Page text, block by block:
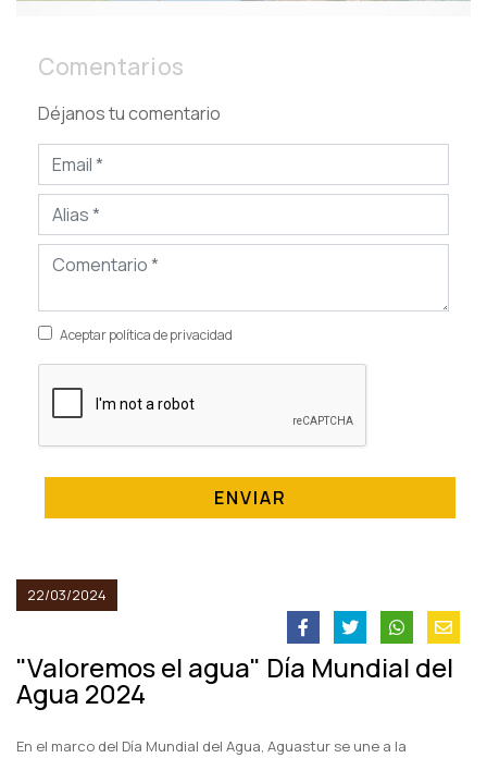
Comentarios
Déjanos tu comentario
Aceptar política de privacidad
ENVIAR
22/03/2024
"Valoremos el agua" Día Mundial del
Agua 2024
En el marco del Día Mundial del Agua, Aguastur se une a la